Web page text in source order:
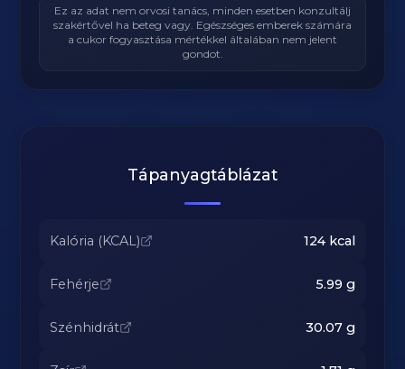
Ez az adat nem orvosi tanács, minden esetben konzultálj
szakértővel ha beteg vagy. Egészséges emberek számára
a cukor fogyasztása mértékkel általában nem jelent
gondot.
Tápanyagtáblázat
Kalória (KCAL) 124kcal
Fehérje 5.99 g
Szénhidrát 30.07g